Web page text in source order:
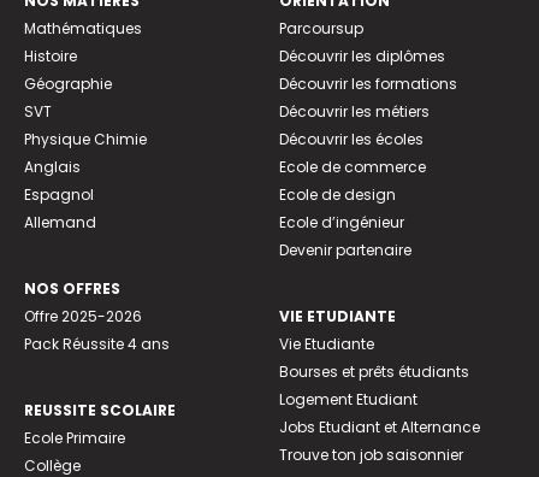
Mathématiques
Histoire
Géographie
SVT
Physique Chimie
Anglais
Espagnol
Allemand
NOS OFFRES
Offre 2025-2026
Pack Réussite 4 ans
REUSSITE SCOLAIRE
Ecole Primaire
Collège
Parcoursup
Découvrir les diplômes
Découvrir les formations
Découvrir les métiers
Découvrir les écoles
Ecole de commerce
Ecole de design
Ecole d’ingénieur
Devenir partenaire
VIE ETUDIANTE
Vie Etudiante
Bourses et prêts étudiants
Logement Etudiant
Jobs Etudiant et Alternance
Trouve ton job saisonnier